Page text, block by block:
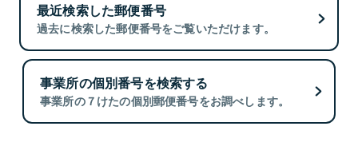
最近検索した郵便番号
過去に検索した郵便番号をご覧いただけます。
事業所の個別番号を検索する
事業所の７けたの個別郵便番号をお調べします。